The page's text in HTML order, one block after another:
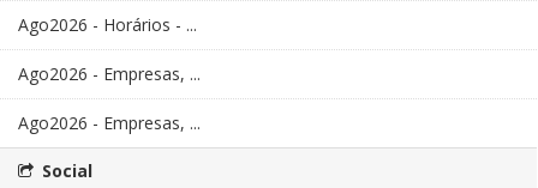
Ago2026 - Horários - ...
Ago2026 - Empresas, ...
Ago2026 - Empresas, ...
Social